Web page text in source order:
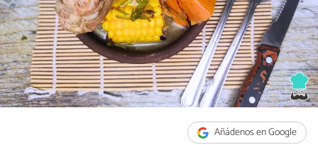
Añádenos en Google